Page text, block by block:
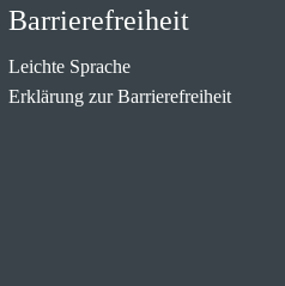
Barrierefreiheit
Leichte Sprache
Erklärung zur Barrierefreiheit